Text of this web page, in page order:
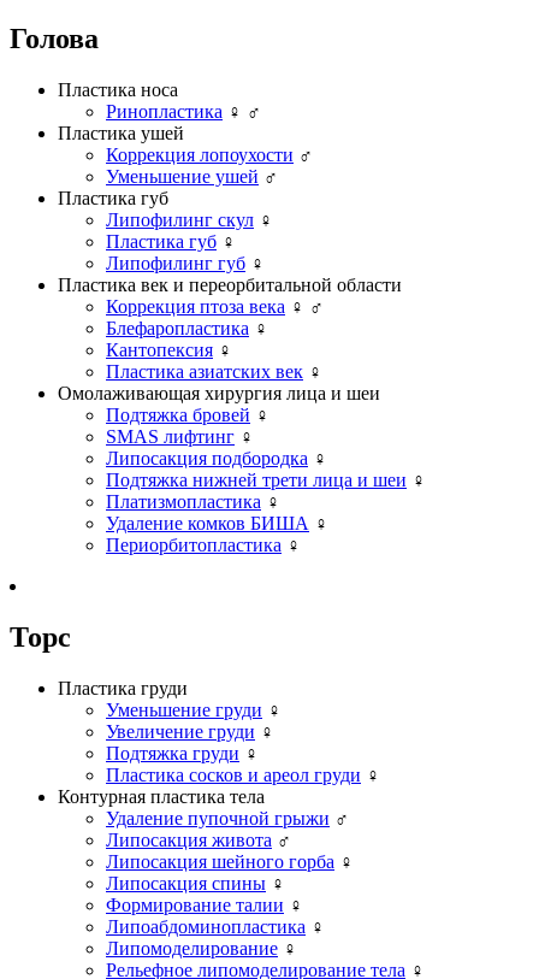
Голова
Пластика носа
Ринопластика ♀ ♂
Пластика ушей
Коррекция лопоухости ♂
Уменьшение ушей ♂
Пластика губ
Липофилинг скул ♀
Пластика губ ♀
Липофилинг губ ♀
Пластика век и переорбитальной области
Коррекция птоза века ♀ ♂
Блефаропластика ♀
Кантопексия ♀
Пластика азиатских век ♀
Омолаживающая хирургия лица и шеи
Подтяжка бровей ♀
SMAS лифтинг ♀
Липосакция подбородка ♀
Подтяжка нижней трети лица и шеи ♀
Платизмопластика ♀
Удаление комков БИША ♀
Периорбитопластика ♀
Торс
Пластика груди
Уменьшение груди ♀
Увеличение груди ♀
Подтяжка груди ♀
Пластика сосков и ареол груди ♀
Контурная пластика тела
Удаление пупочной грыжи ♂
Липосакция живота ♂
Липосакция шейного горба ♀
Липосакция спины ♀
Формирование талии ♀
Липоабдоминопластика ♀
Липомоделирование ♀
Рельефное липомоделирование тела ♀